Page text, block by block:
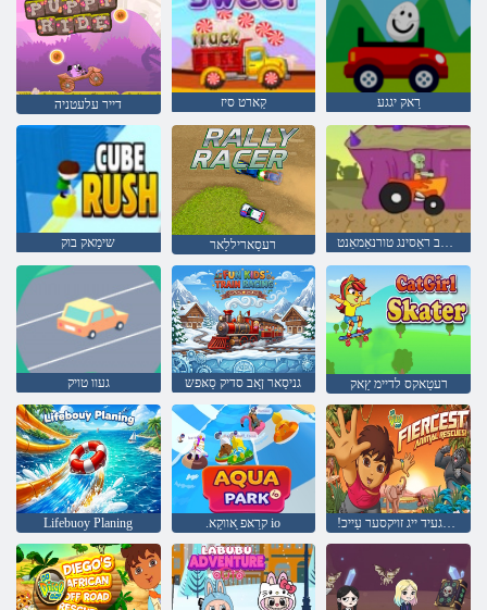
דייר עלעטניה קַארט סיז רַאק יגגע
שימַאק בוק רעסַאריללַאר ספּאָנגעבאָב ראַסינג טורנאַמאַנט
געוו טויק גניסַאר ןַאב סדיק סַאּפש רעטַאקס לדיימ ץַאק
Lifebuoy Planing .קרַאּפ ַאווקַא io !ייג ָאגעיד ייג זויקסער עַייכ